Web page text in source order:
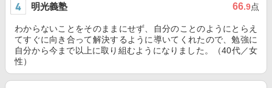
明光義塾 66.9点
わからないことをそのままにせず、自分のことのようにとらえ
てすぐに向き合って解決するように導いてくれたので、勉強に
自分から今まで以上に取り組むようになりました。（40代／女
性）